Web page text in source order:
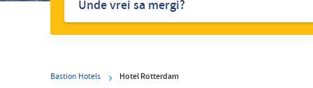
Bastion Hotels Hotel Rotterdam